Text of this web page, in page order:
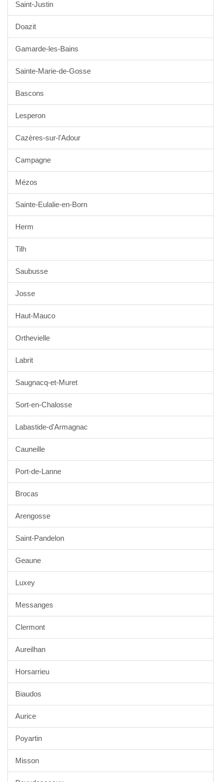
Saint-Justin
Doazit
Gamarde-les-Bains
Sainte-Marie-de-Gosse
Bascons
Lesperon
Cazères-sur-l'Adour
Campagne
Mézos
Sainte-Eulalie-en-Born
Herm
Tilh
Saubusse
Josse
Haut-Mauco
Orthevielle
Labrit
Saugnacq-et-Muret
Sort-en-Chalosse
Labastide-d'Armagnac
Cauneille
Port-de-Lanne
Brocas
Arengosse
Saint-Pandelon
Geaune
Luxey
Messanges
Clermont
Aureilhan
Horsarrieu
Biaudos
Aurice
Poyartin
Misson